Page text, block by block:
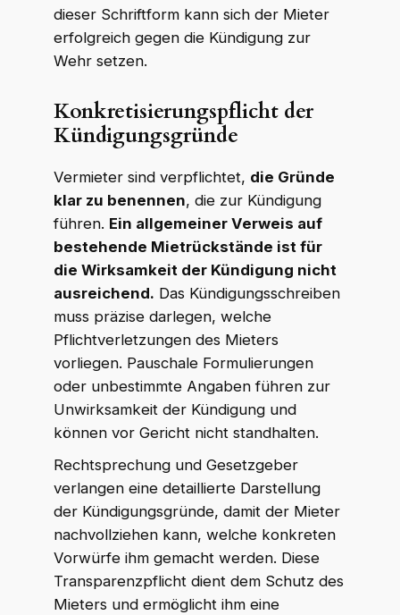
dieser Schriftform kann sich der Mieter
erfolgreich gegen die Kündigung zur
Wehr setzen.
Konkretisierungspflicht der
Kündigungsgründe
Vermieter sind verpflichtet, die Gründe
klar zu benennen, die zur Kündigung
führen. Ein allgemeiner Verweis auf
bestehende Mietrückstände ist für
die Wirksamkeit der Kündigung nicht
ausreichend. Das Kündigungsschreiben
muss präzise darlegen, welche
Pflichtverletzungen des Mieters
vorliegen. Pauschale Formulierungen
oder unbestimmte Angaben führen zur
Unwirksamkeit der Kündigung und
können vor Gericht nicht standhalten.
Rechtsprechung und Gesetzgeber
verlangen eine detaillierte Darstellung
der Kündigungsgründe, damit der Mieter
nachvollziehen kann, welche konkreten
Vorwürfe ihm gemacht werden. Diese
Transparenzpflicht dient dem Schutz des
Mieters und ermöglicht ihm eine